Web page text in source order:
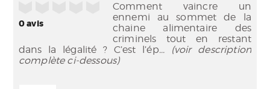
0avis
Comment vaincre un
ennemi au sommet de la
chaine alimentaire des
criminels tout en restant
dans la légalité ? C’est l’ép... (voir description
complète ci-dessous)